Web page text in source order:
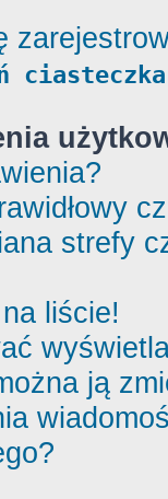
strefy
liście!
ją